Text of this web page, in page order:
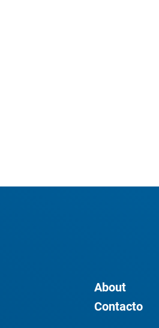
About
Contacto